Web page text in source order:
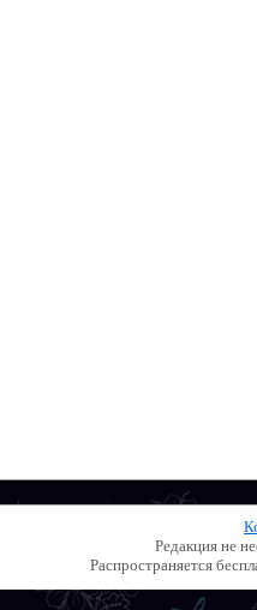
Редакция не
Распространяется